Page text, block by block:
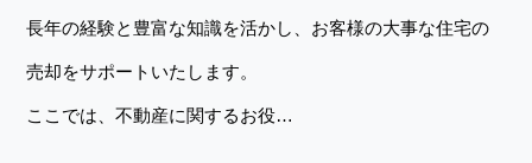
長年の経験と豊富な知識を活かし、お客様の大事な住宅の
売却をサポートいたします。
ここでは、不動産に関するお役…